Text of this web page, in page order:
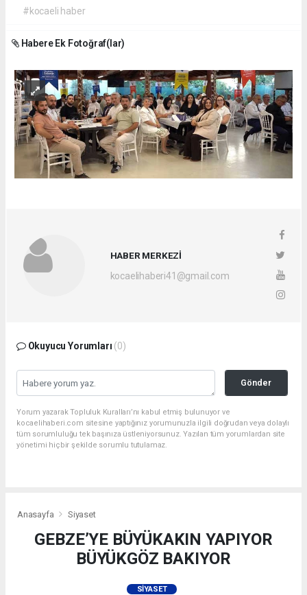
#kocaeli haber
Habere Ek Fotoğraf(lar)
HABER MERKEZİ
kocaelihaberi41@gmail.com
Okuyucu Yorumları (0)
Gönder
Yorum yazarak Topluluk Kuralları’nı kabul etmiş bulunuyor ve
kocaelihaberi.com sitesine yaptığınız yorumunuzla ilgili doğrudan veya dolaylı
tüm sorumluluğu tek başınıza üstleniyorsunuz. Yazılan tüm yorumlardan site
yönetimi hiçbir şekilde sorumlu tutulamaz.
Anasayfa Siyaset
GEBZE’YE BÜYÜKAKIN YAPIYOR
BÜYÜKGÖZ BAKIYOR
SIYASET